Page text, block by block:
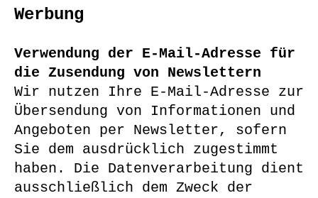
Werbung
Verwendung der E-Mail-Adresse für
die Zusendung von Newslettern
Wir nutzen Ihre E-Mail-Adresse zur
Übersendung von Informationen und
Angeboten per Newsletter, sofern
Sie dem ausdrücklich zugestimmt
haben. Die Datenverarbeitung dient
ausschließlich dem Zweck der